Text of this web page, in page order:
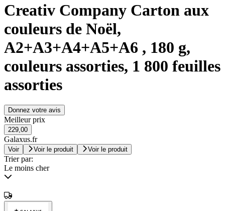
Creativ Company Carton aux
couleurs de Noël,
A2+A3+A4+A5+A6 , 180 g,
couleurs assorties, 1 800 feuilles
assorties
Donnez votre avis
Meilleur prix
229,00
Galaxus.fr
Voir Voir le produit Voir le produit
Trier par:
Le moins cher